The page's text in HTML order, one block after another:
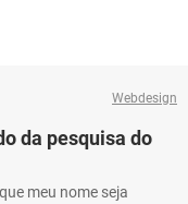
Webdesign
da pesquisa do
meu nome seja